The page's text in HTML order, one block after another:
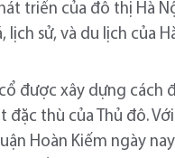
triển của đô thị Hà
lịch sử, và du lịch của
được xây dựng
đặc thù của Thủ đô.
Hoàn Kiếm ngày